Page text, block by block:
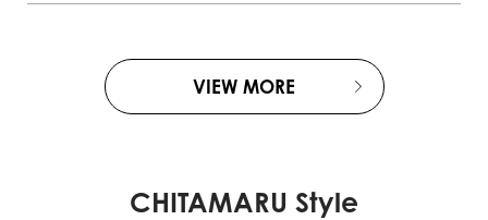
VIEW MORE
CHITAMARU Style